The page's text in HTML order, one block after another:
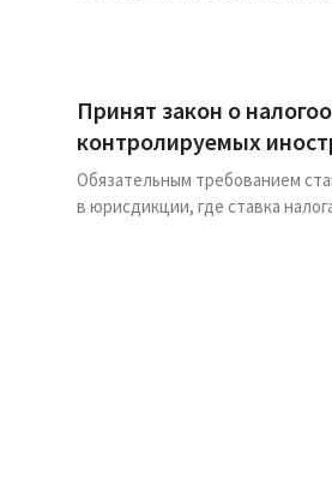
База знаний
Подписка
Принят закон о
контролируемых
Обязательным требованием
в юрисдикции, где ставка